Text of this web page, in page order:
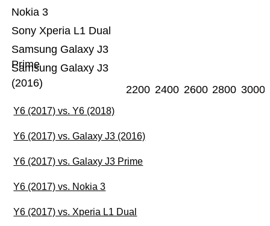
Samsung Galaxy J3
(2016)
Samsung Galaxy J3
Prime
Sony Xperia L1 Dual
Nokia 3
2200 2400 2600 2800 3000
Y6 (2017) vs. Y6 (2018)
Y6 (2017) vs. Galaxy J3 (2016)
Y6 (2017) vs. Galaxy J3 Prime
Y6 (2017) vs. Nokia 3
Y6 (2017) vs. Xperia L1 Dual